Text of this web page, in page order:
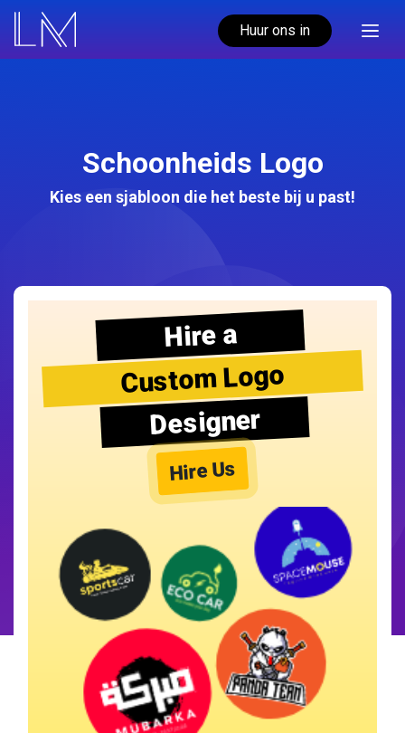
Huur ons in
Schoonheids Logo
Kies een sjabloon die het beste bij u past!
Hire a
Custom Logo
Designer
Hire Us